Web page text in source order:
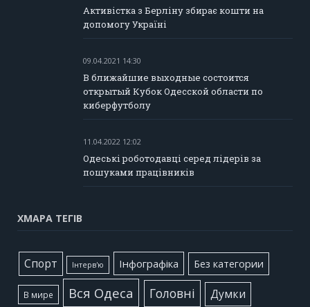
Активістка з Берліну збирає кошти на
допомогу Україні
09.04.2021 14:30
В ближайшие выходные состоится
открытый Кубок Одесской области по
киберфутболу
11.04.2022 12:02
Одеські роботодавці серед лідерів за
пошуками працівників
ХМАРА ТЕГІВ
Cпорт Інтерв'ю Інфографіка Без категории
В мире Вся Одеса Головні Думки